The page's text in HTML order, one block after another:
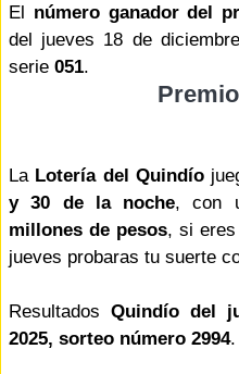
El número ganador del
del jueves 18 de
serie 051.
La Lotería del Quindío
y 30 de la noche, con
millones de pesos, si
jueves probaras tu suerte
ResultadosQuindío del
2025, sorteo número 2994.